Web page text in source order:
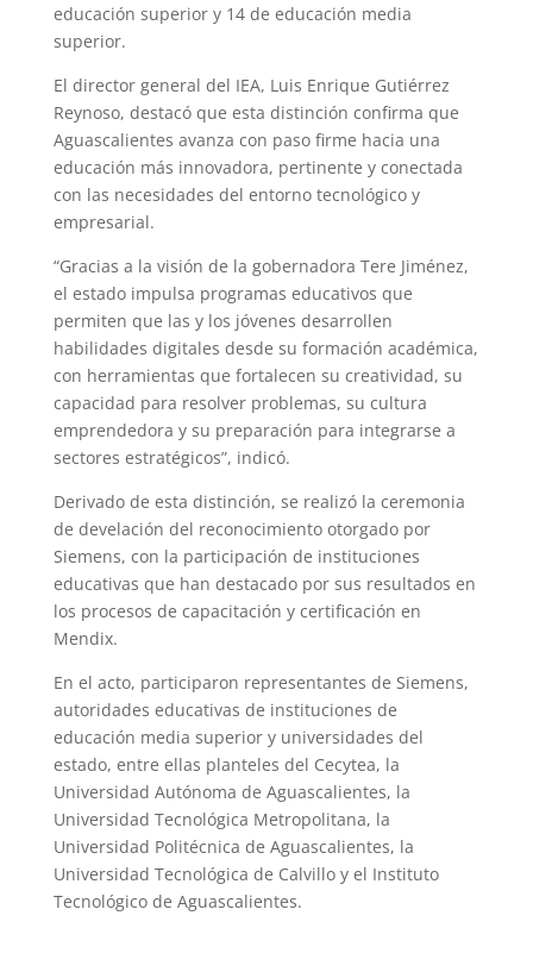
educación superior y 14 de educación media
superior.
El director general del IEA, Luis Enrique Gutiérrez
Reynoso, destacó que esta distinción confirma que
Aguascalientes avanza con paso firme hacia una
educación más innovadora, pertinente y conectada
con las necesidades del entorno tecnológico y
empresarial.
“Gracias a la visión de la gobernadora Tere Jiménez,
el estado impulsa programas educativos que
permiten que las y los jóvenes desarrollen
habilidades digitales desde su formación académica,
con herramientas que fortalecen su creatividad, su
capacidad para resolver problemas, su cultura
emprendedora y su preparación para integrarse a
sectores estratégicos”, indicó.
Derivado de esta distinción, se realizó la ceremonia
de develación del reconocimiento otorgado por
Siemens, con la participación de instituciones
educativas que han destacado por sus resultados en
los procesos de capacitación y certificación en
Mendix.
En el acto, participaron representantes de Siemens,
autoridades educativas de instituciones de
educación media superior y universidades del
estado, entre ellas planteles del Cecytea, la
Universidad Autónoma de Aguascalientes, la
Universidad Tecnológica Metropolitana, la
Universidad Politécnica de Aguascalientes, la
Universidad Tecnológica de Calvillo y el Instituto
Tecnológico de Aguascalientes.